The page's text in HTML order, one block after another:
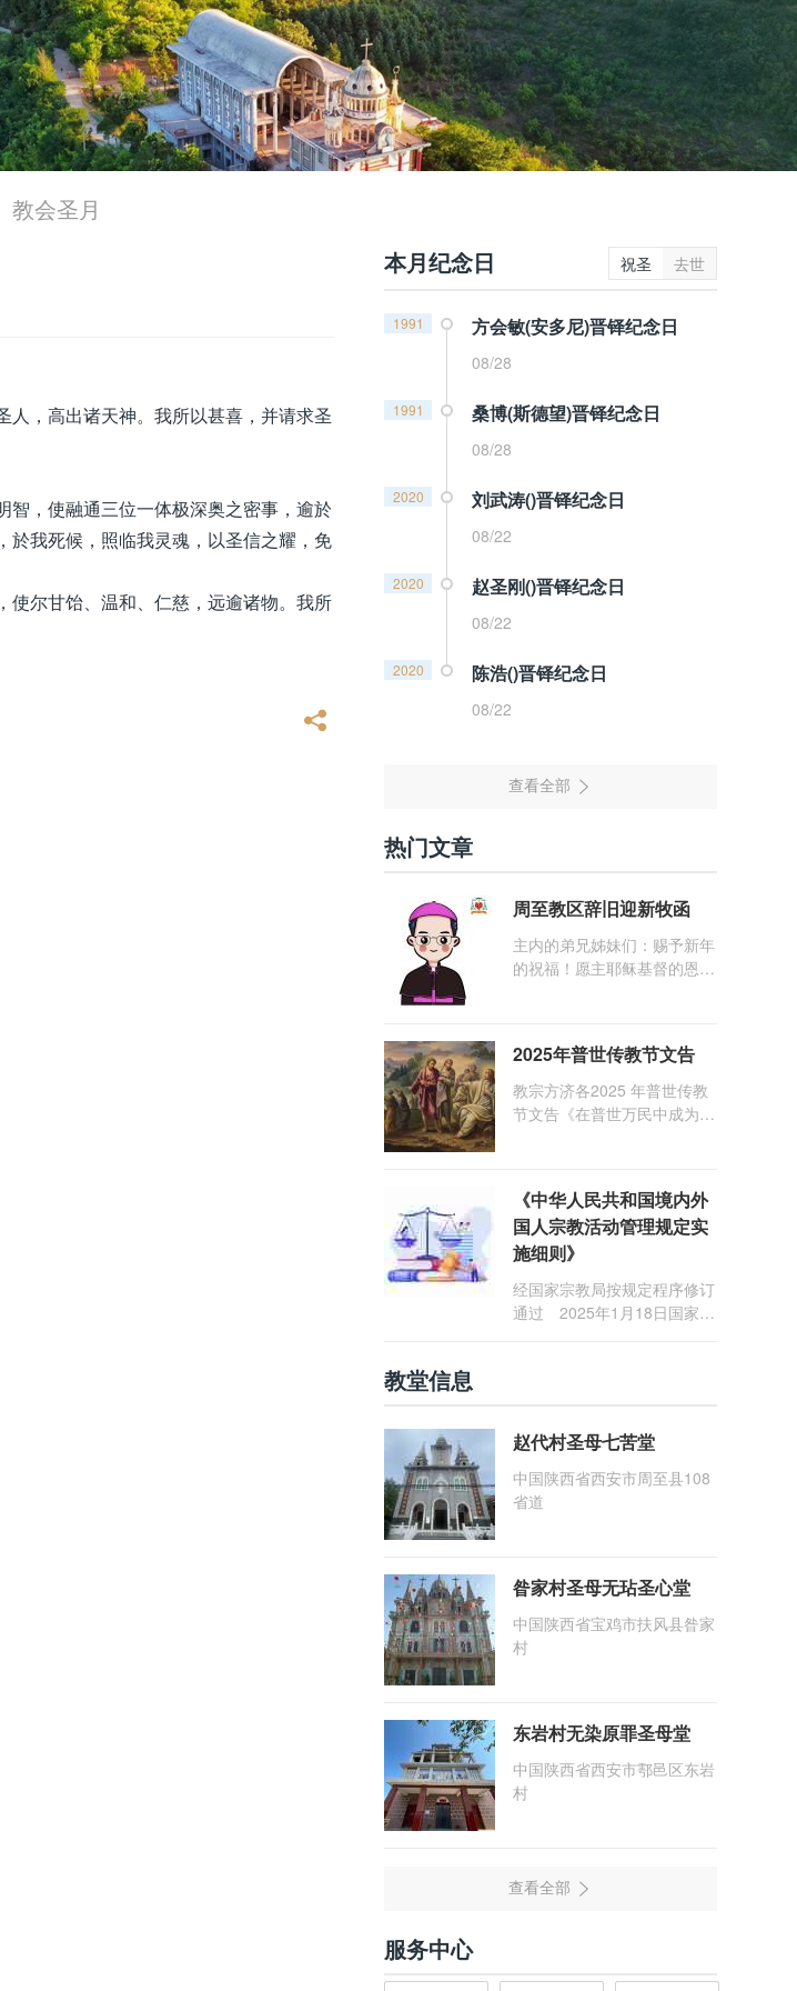
教会圣月
，高出诸天神。我所以甚喜，并请求圣
智，使融通三位一体极深奥之密事，逾於
於我死候，照临我灵魂，以圣信之耀，免
使尔甘饴、温和、仁慈，远逾诸物。我所
本月纪念日 祝圣 去世
1991 方会敏(安多尼)晋铎纪念日
08/28
1991 桑博(斯德望)晋铎纪念日
08/28
2020 刘武涛()晋铎纪念日
08/22
2020 赵圣刚()晋铎纪念日
08/22
2020 陈浩()晋铎纪念日
08/22
热门文章
周至教区辞旧迎新牧函
主内的弟兄姊妹们：赐予新年
的祝福！愿主耶稣基督的恩
们，愿临在的救主基督安慰你
们，并圣化你们的生活，作为
祝贺祂诞辰的珍贵礼品。
2025年普世传教节文告
教宗方济各2025 年普世传教
节文告《在普世万民中成为怀
《中华人民共和国境内外
国人宗教活动管理规定实
施细则》
经国家宗教局按规定程序修订
通过 2025年1月18日国家宗
教堂信息
赵代村圣母七苦堂
中国陕西省西安市周至县108
省道
昝家村圣母无玷圣心堂
中国陕西省宝鸡市扶风县昝家
村
东岩村无染原罪圣母堂
中国陕西省西安市鄠邑区东岩
村
服务中心